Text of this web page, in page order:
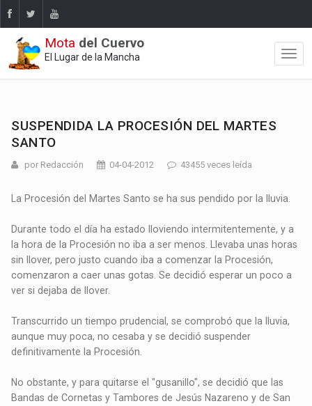
Mota del Cuervo
El Lugar de la Mancha
SUSPENDIDA LA PROCESIÓN DEL MARTES
SANTO
por Redacción 04-04-2012 43455 veces leída
La Procesión del Martes Santo se ha sus pendido por la lluvia.
Durante todo el día ha estado lloviendo intermitentemente, y a
la hora de la Procesión no iba a ser menos. Llevaba unas horas
sin llover, pero justo cuando iba a comenzar la Procesión,
comenzaron a caer unas gotas. Se decidió esperar un poco a
ver si dejaba de llover.
Transcurrido un tiempo prudencial, se comprobó que la lluvia,
aunque muy poca, no cesaba y se decidió suspender
definitivamente la Procesión.
No obstante, y para quitarse el "gusanillo", se decidió que las
Bandas de Cornetas y Tambores de Jesús Nazareno y de San